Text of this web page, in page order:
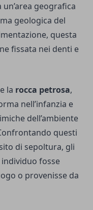
geografica
geologica del
questa
fissata nei denti e
la rocca petrosa,
nell’infanzia e
dell’ambiente
questi
di sepoltura, gli
fosse
o provenisse da